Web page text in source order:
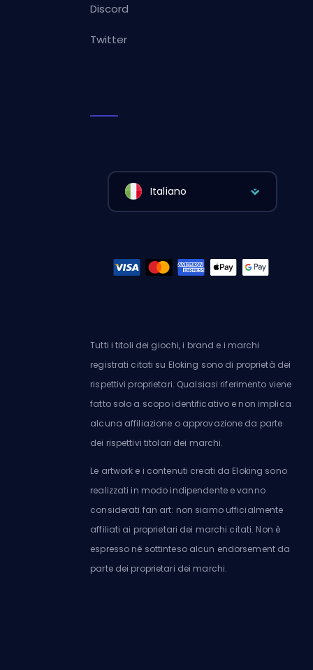
Discord
Twitter
Italiano
Tutti i titoli dei giochi, i brand e i marchi
registrati citati su Eloking sono di proprietà dei
rispettivi proprietari. Qualsiasi riferimento viene
fatto solo a scopo identificativo e non implica
alcuna affiliazione o approvazione da parte
dei rispettivi titolari dei marchi.
Le artwork e i contenuti creati da Eloking sono
realizzati in modo indipendente e vanno
considerati fan art: non siamo ufficialmente
affiliati ai proprietari dei marchi citati. Non è
espresso né sottinteso alcun endorsement da
parte dei proprietari dei marchi.